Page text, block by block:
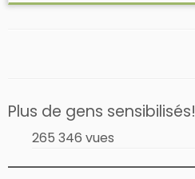
Plus de gens sensibilisés!
265 346 vues